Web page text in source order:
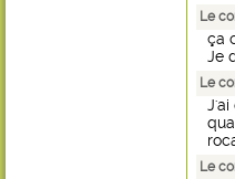
Le
ça
Je
Le
J'ai
Le